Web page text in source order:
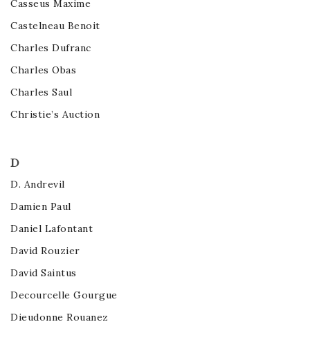
Casseus Maxime
Castelneau Benoit
Charles Dufranc
Charles Obas
Charles Saul
Christie’s Auction
D
D. Andrevil
Damien Paul
Daniel Lafontant
David Rouzier
David Saintus
Decourcelle Gourgue
Dieudonne Rouanez